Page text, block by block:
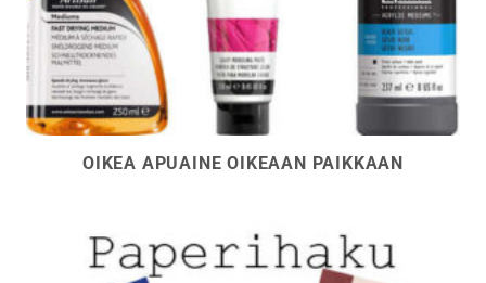
OIKEA APUAINE OIKEAAN PAIKKAAN